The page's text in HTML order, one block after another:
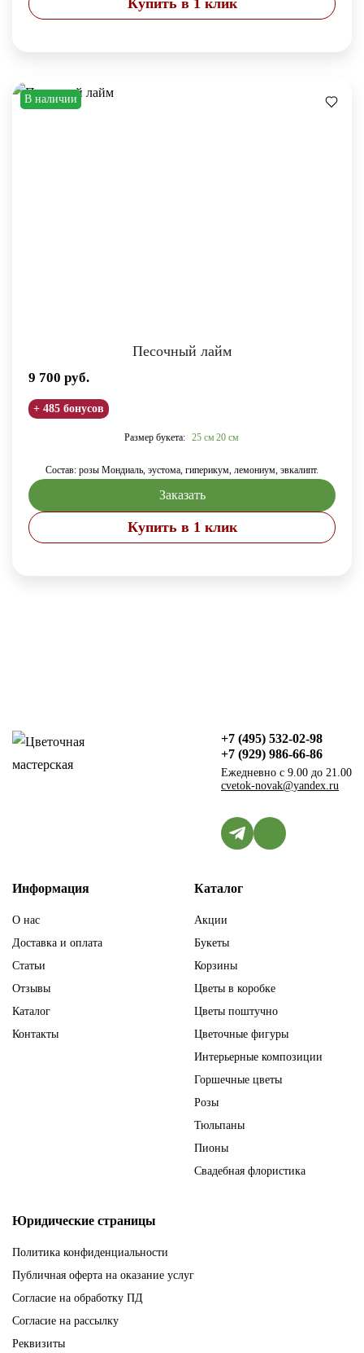
Купить в 1 клик
В наличии
Песочный лайм
9 700 руб.
+ 485 бонусов
Размер букета: 25 см 20 см
Состав: розы Мондиаль, эустома, гиперикум, лемониум, эвкалипт.
Заказать
Купить в 1 клик
+7 (495) 532-02-98
+7 (929) 986-66-86
Ежедневно с 9.00 до 21.00
cvetok-novak@yandex.ru
Информация
О нас
Доставка и оплата
Статьи
Отзывы
Каталог
Контакты
Каталог
Акции
Букеты
Корзины
Цветы в коробке
Цветы поштучно
Цветочные фигуры
Интерьерные композиции
Горшечные цветы
Розы
Тюльпаны
Пионы
Свадебная флористика
Юридические страницы
Политика конфиденциальности
Публичная оферта на оказание услуг
Согласие на обработку ПД
Согласие на рассылку
Реквизиты